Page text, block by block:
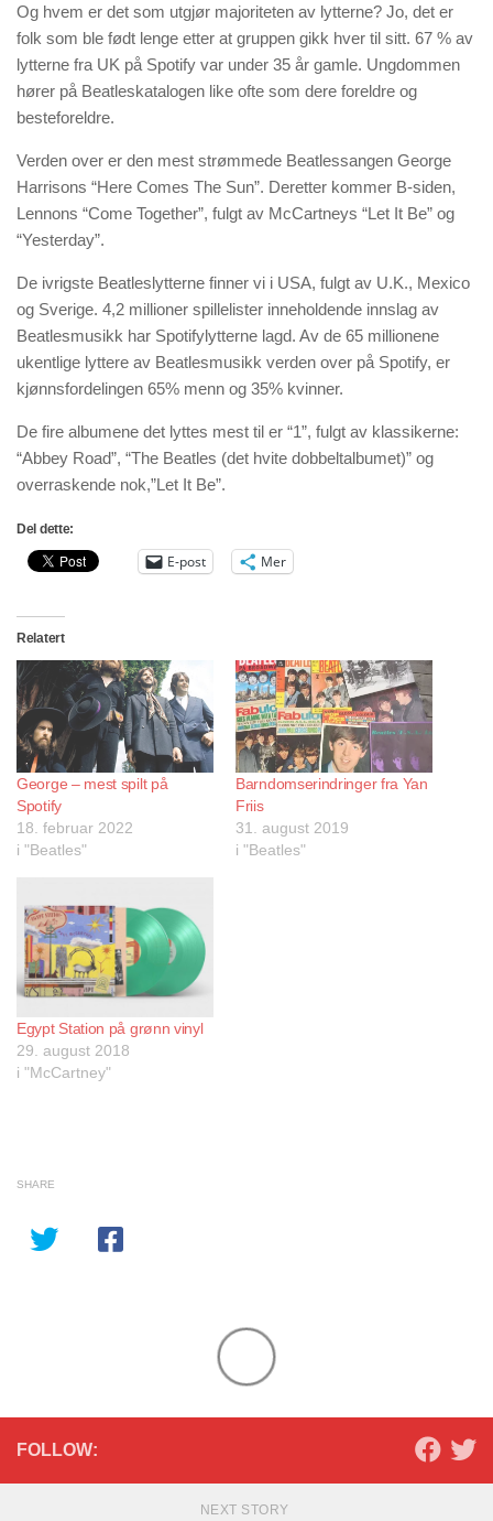
Og hvem er det som utgjør majoriteten av lytterne? Jo, det er
folk som ble født lenge etter at gruppen gikk hver til sitt. 67 % av
lytterne fra UK på Spotify var under 35 år gamle. Ungdommen
hører på Beatleskatalogen like ofte som dere foreldre og
besteforeldre.
Verden over er den mest strømmede Beatlessangen George
Harrisons “Here Comes The Sun”. Deretter kommer B-siden,
Lennons “Come Together”, fulgt av McCartneys “Let It Be” og
“Yesterday”.
De ivrigste Beatleslytterne finner vi i USA, fulgt av U.K., Mexico
og Sverige. 4,2 millioner spillelister inneholdende innslag av
Beatlesmusikk har Spotifylytterne lagd. Av de 65 millionene
ukentlige lyttere av Beatlesmusikk verden over på Spotify, er
kjønnsfordelingen 65% menn og 35% kvinner.
De fire albumene det lyttes mest til er “1”, fulgt av klassikerne:
“Abbey Road”, “The Beatles (det hvite dobbeltalbumet)” og
overraskende nok,”Let It Be”.
Del dette:
E-post Mer
Relatert
George – mest spilt på
Spotify
18. februar 2022
i "Beatles"
Barndomserindringer fra Yan
Friis
31. august 2019
i "Beatles"
Egypt Station på grønn vinyl
29. august 2018
i "McCartney"
SHARE
FOLLOW:
NEXT STORY